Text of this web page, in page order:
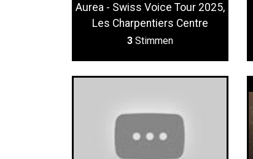
Aurea - Swiss Voice Tour 2025,
Les Charpentiers Centre
3 Stimmen